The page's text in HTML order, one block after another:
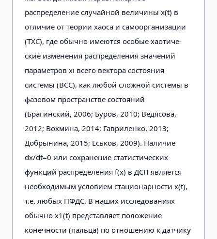
распределение случайной величины x(t) в
отличие от теории хаоса и самоорганизации
(ТХС), где обычно имеются особые хаотиче­
ские изменения распределения значе­ний
параметров xi всего вектора состоя­ния
системы (ВСС), как любой сложной системы в
фазовом пространстве состо­яний
(Брагинский, 2006; Буров, 2010; Ведясова,
2012; Вохмина, 2014; Гавриленко, 2013;
Добрынина, 2015; Еськов, 2009). Наличие
dx/dt=0 или сохранение ста­тистических
функций распределения f(x) в ДСП является
необходимым условием стационарности x(t),
т.е. любых ПФДС. В наших исследованиях
обычно x1(t) представляет положение
конечно­сти (пальца) по отношению к датчику